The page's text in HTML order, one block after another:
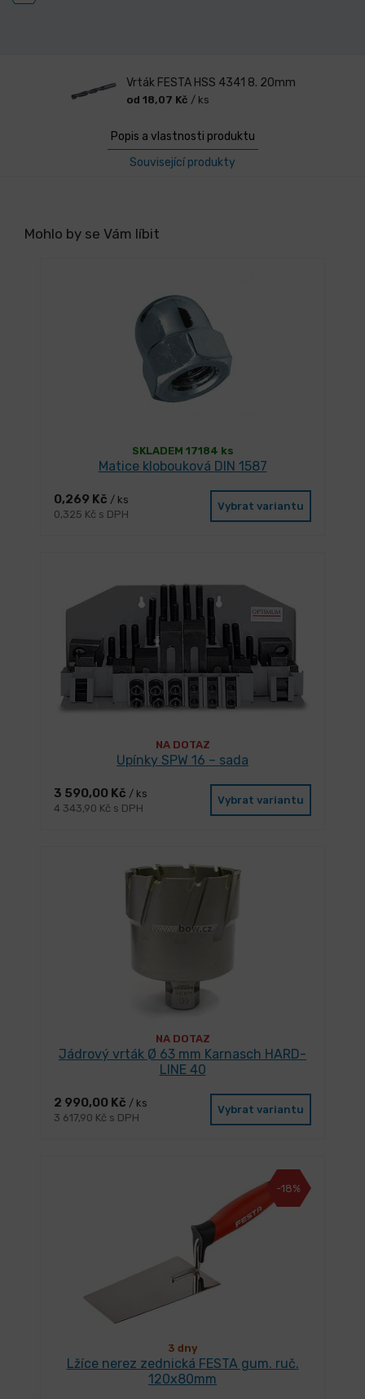
Vrták FESTA HSS 4341 8. 20mm
od 18,07 Kč / ks
Popis a vlastnosti produktu
Související produkty
Mohlo by se Vám líbit
SKLADEM 17184 ks
Matice klobouková DIN 1587
0,269 Kč / ks
0,325 Kč s DPH
Vybrat variantu
NA DOTAZ
Upínky SPW 16 – sada
3 590,00 Kč / ks
4 343,90 Kč s DPH
Vybrat variantu
NA DOTAZ
Jádrový vrták Ø 63 mm Karnasch HARD-
LINE 40
2 990,00 Kč / ks
3 617,90 Kč s DPH
Vybrat variantu
-18%
3 dny
Lžíce nerez zednická FESTA gum. ruč.
120x80mm